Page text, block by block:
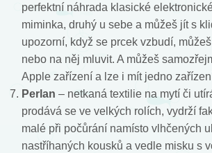
perfektní náhrada klasické
miminka, druhý u sebe a můžeš jít s
upozorní, když se prcek vzbudí,
nebo na něj mluvit. A můžeš
Apple zařízení a lze i mít jedno
Perlan – netkaná textilie na mytí či
prodává se ve velkých rolích, vydrží
malé při počůrání namísto vlhčených
nastříhaných kousků a vedle misku s